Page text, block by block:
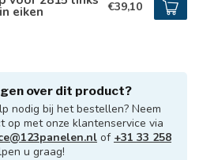
eiken €39,10
over dit product?
nodig bij het bestellen? Neem
op met onze klantenservice via
of +31 33 258
u graag!